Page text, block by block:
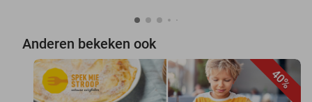
Anderen bekeken ook
40%